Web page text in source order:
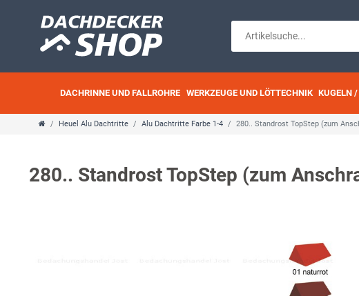
DACHRINNE UND FALLROHRE WERKZEUGE UND LÖTTECHNIK KUGELN
Heuel Alu Dachtritte Alu Dachtritte Farbe 1-4 280.. Standrost TopStep (zum
280.. Standrost TopStep (zum